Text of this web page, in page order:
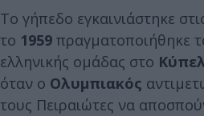
Το γήπεδο εγκαινιάστηκε
το 1959 πραγματοποιήθηκε
ελληνικής ομάδας στο
όταν ο Ολυμπιακός
τους Πειραιώτες να